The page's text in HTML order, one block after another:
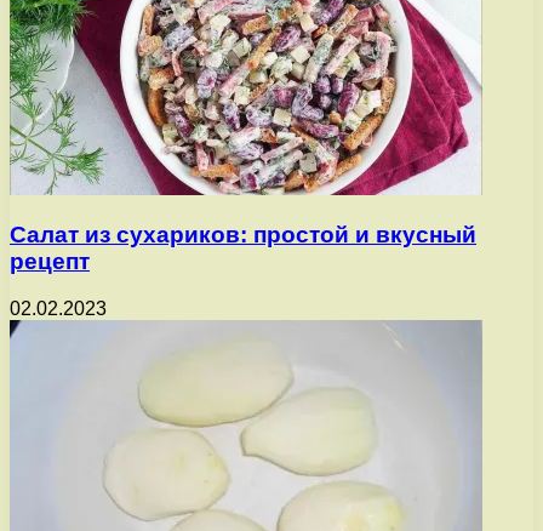
Салат из сухариков: простой и вкусный
рецепт
02.02.2023